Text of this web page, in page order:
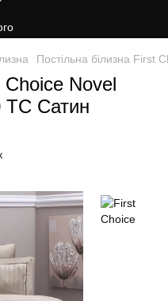
Постільна білизна First
Novel
ТС Сатин